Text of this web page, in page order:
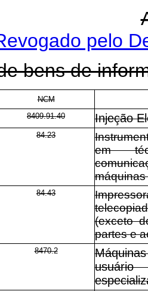
pelo
bens de
NCM
8409.91.40
Injeção
84.23
em
máquinas
84.43
(exceto
partes e
8470.2